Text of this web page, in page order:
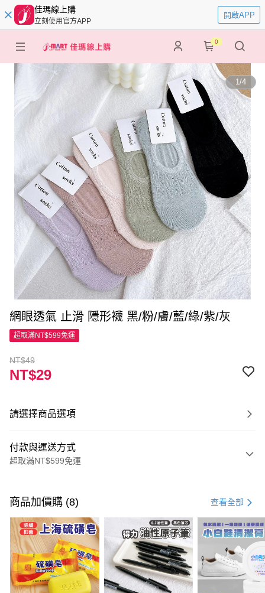
佳瑪線上購
立刻使用官方APP
開啟APP
0
1/4
網眼透氣 止滑 隱形襪 黑/粉/膚/藍/綠/紫/灰
超取滿NT$599免運
NT$49
NT$29
請選擇商品選項
付款與運送方式
超取滿NT$599免運
信用卡一次付款
超商取貨付款
LINE Pay
Apple Pay
街口支付
商品加價購 (8) 查看全部